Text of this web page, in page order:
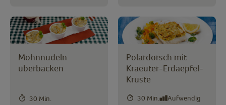
Mohnnudeln
überbacken
30 Min.
Polardorsch mit
Kraeuter-Erdaepfel-
Kruste
30 Min. Aufwendig